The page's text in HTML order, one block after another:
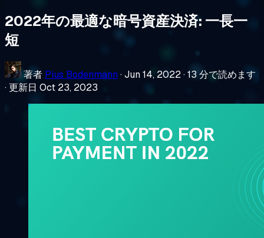
2022年の最適な暗号資産決済: 一長一
短
著者 Pius Bodenmann ·Jun 14, 2022·13 分で読めます
·更新日 Oct 23, 2023